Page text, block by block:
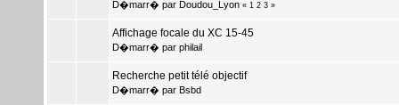
D�marr� par Doudou_Lyon « 1 2 3 »
Affichage focale du XC 15-45
D�marr� par philail
Recherche petit télé objectif
D�marr� par Bsbd